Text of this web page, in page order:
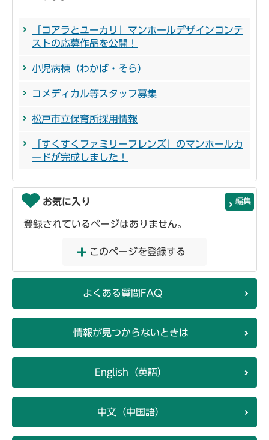
「コアラとユーカリ」マンホールデザインコンテ
ストの応募作品を公開！
小児病棟（わかば・そら）
コメディカル等スタッフ募集
松戸市立保育所採用情報
「すくすくファミリーフレンズ」のマンホールカ
ードが完成しました！
お気に入り 編集
登録されているページはありません。
このページを登録する
よくある質問FAQ
情報が見つからないときは
English（英語）
中文（中国語）